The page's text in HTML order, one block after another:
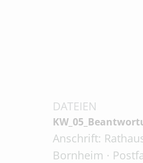
DATEIEN
Anschrift:
Bornheim ·